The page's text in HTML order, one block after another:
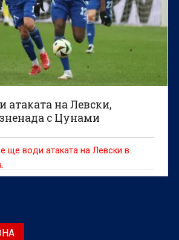
атаката на Левски,
с Цунами
ще води атаката на Левски в